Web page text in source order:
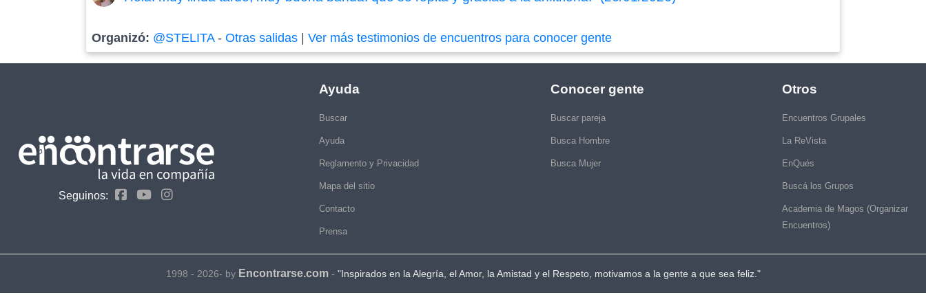
Organizó: @STELITA-Otras salidas |Ver más testimonios de encuentros para conocer gente
Seguinos:
Ayuda
Buscar
Ayuda
Reglamento y Privacidad
Mapa del sitio
Contacto
Prensa
Conocer gente
Buscar pareja
Busca Hombre
Busca Mujer
Otros
Encuentros Grupales
La ReVista
EnQués
Buscá los Grupos
Academia de Magos (Organizar
Encuentros)
1998 - 2026- by Encontrarse.com- "Inspirados en la Alegría, el Amor, la Amistad y el Respeto, motivamos a la gente a que sea feliz."